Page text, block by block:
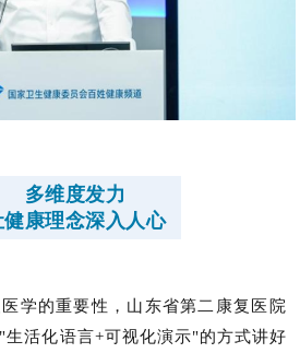
多维度发力
健康理念深入人心
学的重要性，山东省第二康复医院
活化语言+可视化演示"的方式讲好